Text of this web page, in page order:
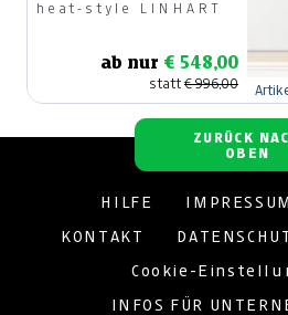
Paneel, 96x56cm, 1.000
heat-style LINHART
ab nur € 548,00
statt€ 996,00
ZURÜCK
OBEN
HILFE IMPRESSUM
KONTAKT
Cookie-
INFOS FÜR